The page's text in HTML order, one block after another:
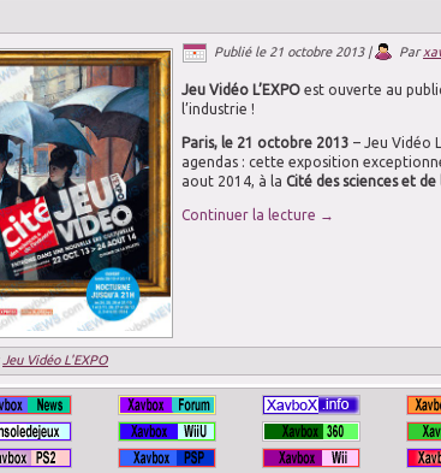
Publié le 21 octobre 2013| Par
Jeu Vidéo L’EXPO est ouverte au
l’industrie !
Paris, le 21 octobre 2013 – Jeu Vidéo
agendas : cette exposition
aout 2014, à la Cité des sciences et de
Continuer la lecture →
Jeu Vidéo L'EXPO